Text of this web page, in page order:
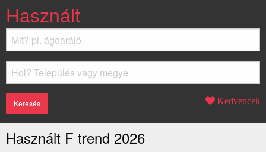
Használt
Kedvencek
Használt F trend 2026